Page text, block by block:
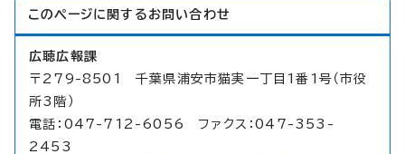
このページに関する お問い合わせ
広聴広報課
〒279-8501 千葉県浦安市猫実一丁目1番1号（市役
所3階）
電話：047-712-6056 ファクス：047-353-
2453